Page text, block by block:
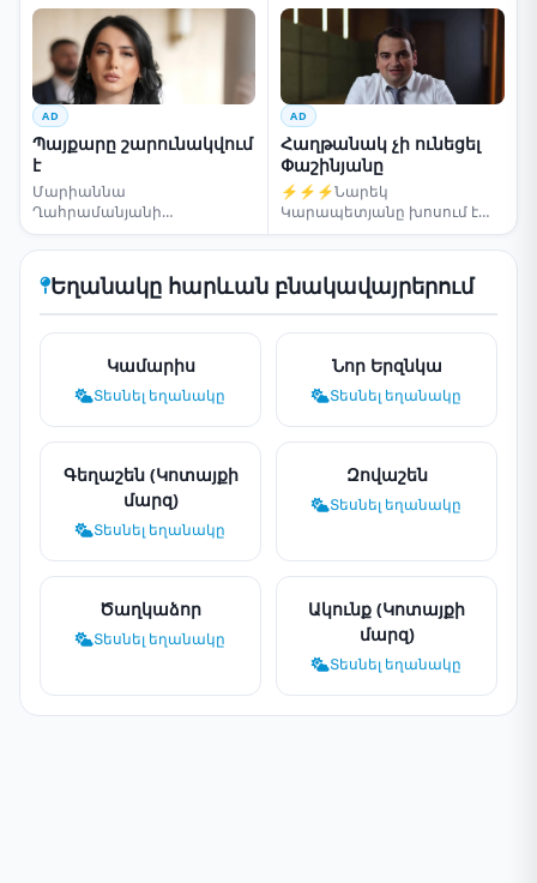
AD
Պայքարը շարունակվում
է
Մարիաննա
Ղահրամանյանի
սենսացիոն կոչը
AD
Հաղթանակ չի ունեցել
Փաշինյանը
⚡⚡⚡Նարեկ
Կարապետյանը խոսում է
ընտրությունների մասին
Եղանակը հարևան բնակավայրերում
Կամարիս
Տեսնել եղանակը
Նոր Երզնկա
Տեսնել եղանակը
Գեղաշեն (Կոտայքի
մարզ)
Տեսնել եղանակը
Զովաշեն
Տեսնել եղանակը
Ծաղկաձոր
Տեսնել եղանակը
Ակունք (Կոտայքի
մարզ)
Տեսնել եղանակը